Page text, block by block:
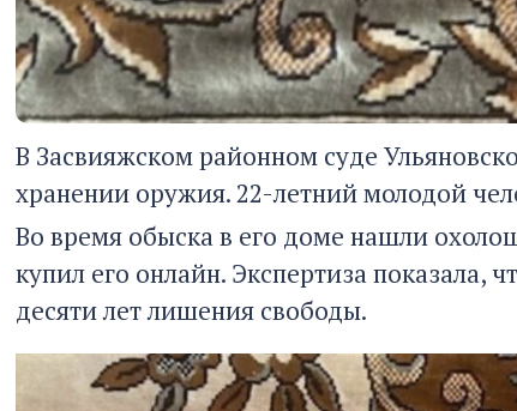
В Засвияжском районном суде
хранении оружия. 22-летний молодой
Во время обыска в его доме нашли
купил его онлайн. Экспертиза показала,
десяти лет лишения свободы.